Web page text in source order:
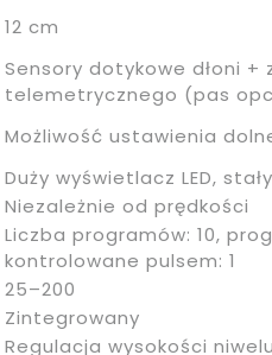
12 cm
Sensory dotykowe dłoni
telemetrycznego (pas
Możliwość ustawienia
Duży wyświetlacz LED,
Niezależnie od prędkości
Liczba programów: 10,
kontrolowane pulsem: 1
25–200
Zintegrowany
Regulacja wysokości